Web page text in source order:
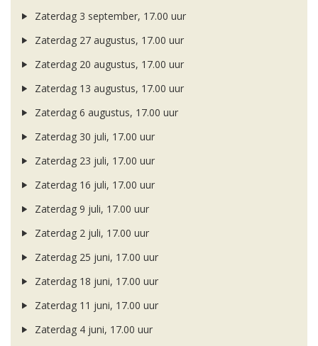
Zaterdag 3 september, 17.00 uur
Zaterdag 27 augustus, 17.00 uur
Zaterdag 20 augustus, 17.00 uur
Zaterdag 13 augustus, 17.00 uur
Zaterdag 6 augustus, 17.00 uur
Zaterdag 30 juli, 17.00 uur
Zaterdag 23 juli, 17.00 uur
Zaterdag 16 juli, 17.00 uur
Zaterdag 9 juli, 17.00 uur
Zaterdag 2 juli, 17.00 uur
Zaterdag 25 juni, 17.00 uur
Zaterdag 18 juni, 17.00 uur
Zaterdag 11 juni, 17.00 uur
Zaterdag 4 juni, 17.00 uur